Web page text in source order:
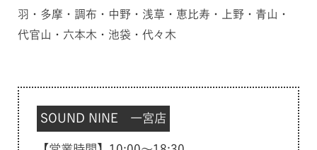
羽・多摩・調布・中野・浅草・恵比寿・上野・青山・
代官山・六本木・池袋・代々木
SOUND NINE 一宮店